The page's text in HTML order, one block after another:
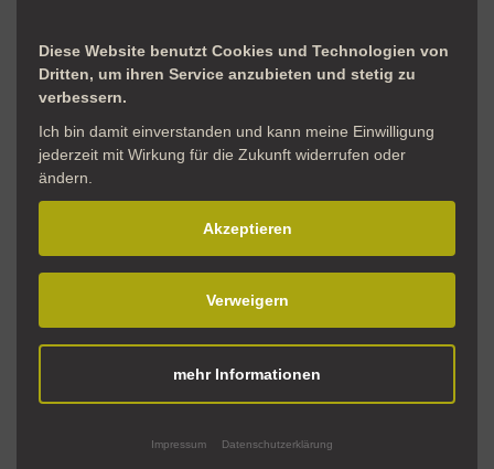
(1964-2025)
Im Februar 2025 mussten wir Abschied von
unserer langjährigen Museumsleitung Silke
Surberg-Röhr nehmen. Das gesamte Team des
Emsland Archäologie Museums erinnert sich in
Dankbarkeit und mit großem Respekt an eine
außergewöhnliche Persönlichkeit, die das Haus
hat.
Ihr Engagement, ihre fachliche Kompetenz und
Diese Website benutzt Cookies und Technologien von
Dritten, um ihren Service anzubieten und stetig zu
verbessern.
Ich bin damit einverstanden und kann meine Einwilligung
jederzeit mit Wirkung für die Zukunft widerrufen oder
ändern.
Akzeptieren
Verweigern
mehr Informationen
Impressum Datenschutzerklärung